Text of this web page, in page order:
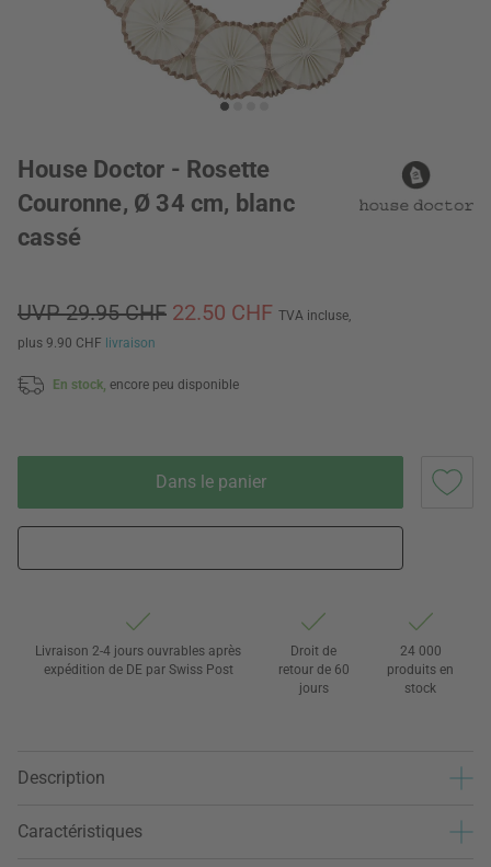
House Doctor - Rosette
Couronne, Ø 34 cm, blanc
cassé
UVP 29.95 CHF 22.50 CHF TVA incluse,
plus 9.90 CHF livraison
En stock, encore peu disponible
Dans le panier
Livraison 2-4 jours ouvrables après
expédition de DE par Swiss Post
Droit de
retour de 60
jours
24 000
produits en
stock
Description
Caractéristiques